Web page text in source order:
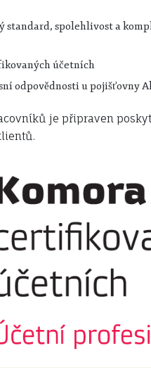
standard, spolehlivost a
účetních
odpovědnosti u pojišťovny
je připraven